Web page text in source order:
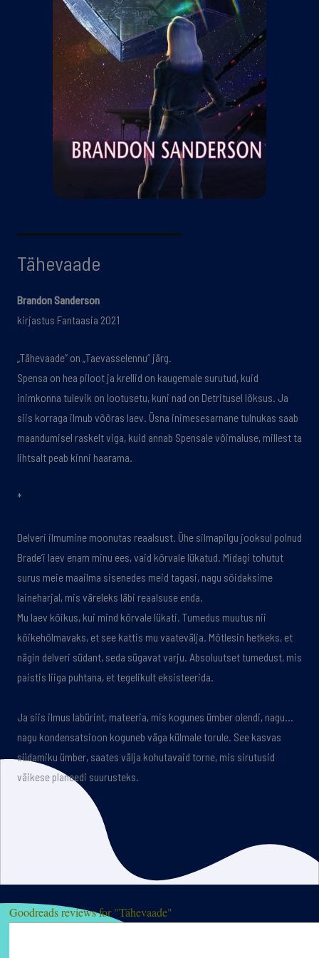
Tähevaade
Brandon Sanderson
kirjastus Fantaasia 2021
„Tähevaade” on „Taevasselennu” järg.
Spensa on hea piloot ja krellid on kaugemale surutud, kuid
inimkonna tulevik on lootusetu, kuni nad on Detritusel lõksus. Ja
siis korraga ilmub võõras laev. Üsna inimesesarnane tulnukas saab
maandumisel raskelt viga, kuid annab Spensale võimaluse, millest ta
lihtsalt peab kinni haarama.
*
Delveri ilmumine moonutas reaalsust. Ühe silmapilgu jooksul polnud
Brade’i laev enam minu ees, vaid kõrvale lükatud. Midagi tohutut
surus meie maailma sisenedes meid tagasi, nagu sõidaksime
laineharjal, mis väreleks läbi reaalsuse enda.
Mu laev kõikus, kui mind kõrvale lükati. Tumedus muutus nii
kõikehõlmavaks, et see kattis mu vaatevälja. Mõtlesin hetkeks, et
nägin delveri südant, seda sügavat varju. Absoluutset tumedust, mis
paistis liiga puhtana, et tegelikult eksisteerida.
Ja siis ilmus labürint, mateeria, mis kogunes ümber olendi, nagu…
nagu kondensatsioon koguneb väga külmale torule. See kasvas
südamiku ümber, saates välja kohutavaid torne, mis sirutusid
väikese planeedi suurusteks.
Goodreads reviews for "Tähevaade"